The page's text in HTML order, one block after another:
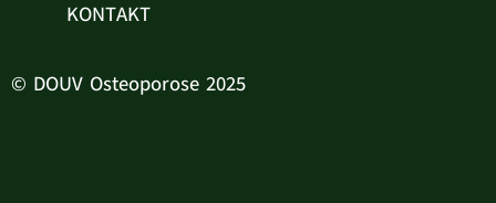
KONTAKT
© DOUV Osteoporose 2025